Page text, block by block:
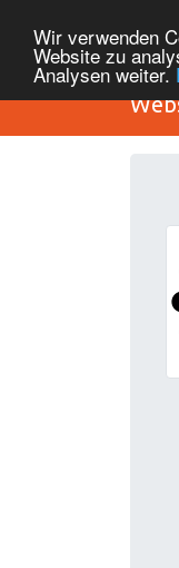
Wir verwenden
Website zu
Analysen weiter.